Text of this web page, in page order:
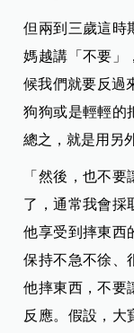
但兩到三歲這時
媽越講「不要」
候我們就要反過
狗狗或是輕輕的
總之，就是用另
「然後，也不
了，通常我會採
他享受到摔東西
保持不急不徐、
他摔東西，不要
反應。假設，大